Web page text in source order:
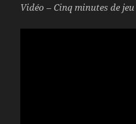
Vidéo – Cinq minutes de jeu